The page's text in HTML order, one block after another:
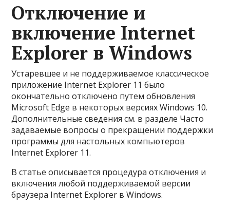
Отключение и
включение Internet
Explorer в Windows
Устаревшее и не поддерживаемое классическое
приложение Internet Explorer 11 было
окончательно отключено путем обновления
Microsoft Edge в некоторых версиях Windows 10.
Дополнительные сведения см. в разделе Часто
задаваемые вопросы о прекращении поддержки
программы для настольных компьютеров
Internet Explorer 11.
В статье описывается процедура отключения и
включения любой поддерживаемой версии
браузера Internet Explorer в Windows.